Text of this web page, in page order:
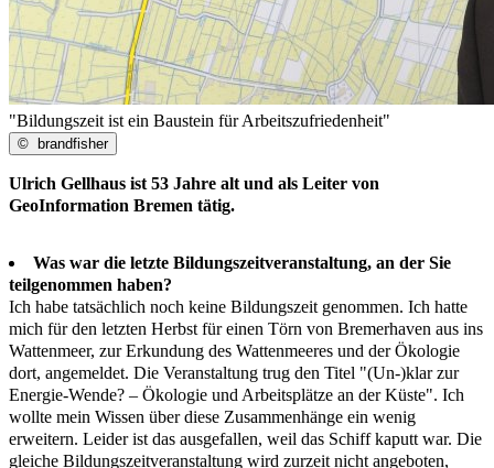
"Bildungszeit ist ein Baustein für Arbeitszufriedenheit"
© brandfisher
Ulrich Gellhaus ist 53 Jahre alt und als Leiter von
GeoInformation Bremen tätig.
Was war die letzte Bildungszeitveranstaltung, an der Sie
teilgenommen haben?
Ich habe tatsächlich noch keine Bildungszeit genommen. Ich hatte
mich für den letzten Herbst für einen Törn von Bremerhaven aus ins
Wattenmeer, zur Erkundung des Wattenmeeres und der Ökologie
dort, angemeldet. Die Veranstaltung trug den Titel "(Un-)klar zur
Energie-Wende? – Ökologie und Arbeitsplätze an der Küste". Ich
wollte mein Wissen über diese Zusammenhänge ein wenig
erweitern. Leider ist das ausgefallen, weil das Schiff kaputt war. Die
gleiche Bildungszeitveranstaltung wird zurzeit nicht angeboten,